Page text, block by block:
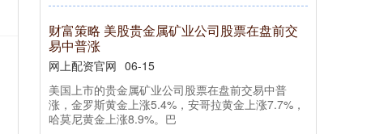
财富策略 美股贵金属矿业公司股票在盘前交
易中普涨
网上配资官网 06-15
美国上市的贵金属矿业公司股票在盘前交易中普
涨，金罗斯黄金上涨5.4%，安哥拉黄金上涨7.7%，
哈莫尼黄金上涨8.9%。巴